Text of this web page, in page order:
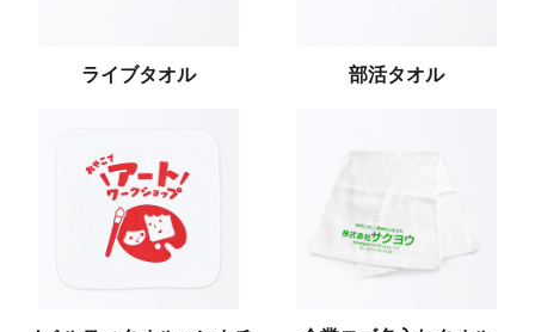
ライブタオル 部活タオル